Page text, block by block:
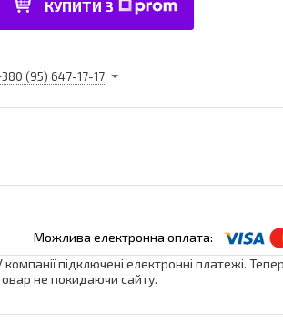
КУПИТИ З
(95) 647-17-17
компанії підключені електронні платежі.
не покидаючи сайту.